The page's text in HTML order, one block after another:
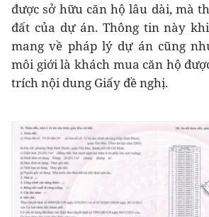
được sở hữu căn hộ lâu dài, mà
đất của dự án. Thông tin này
mang về pháp lý dự án cũng
môi giới là khách mua căn hộ
trích nội dung Giấy đề nghị.